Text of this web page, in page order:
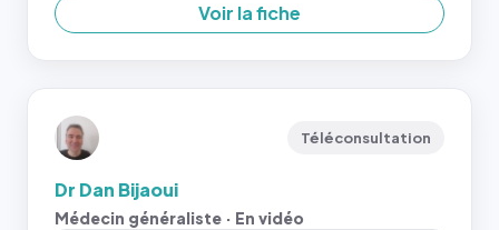
Voir la fiche
Téléconsultation
Dr Dan Bijaoui
Médecin généraliste · En vidéo